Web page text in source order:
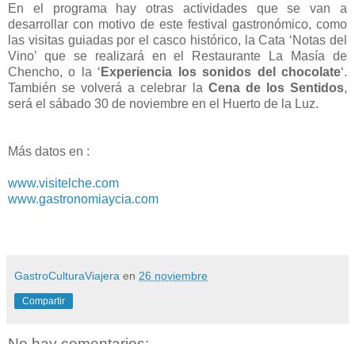
En el programa hay otras actividades que se van a
desarrollar con motivo de este festival gastronómico, como
las visitas guiadas por el casco histórico, la Cata ‘Notas del
Vino’ que se realizará en el Restaurante La Masía de
Chencho, o la ‘ Experiencia los sonidos del chocolate‘.
También se volverá a celebrar la Cena de los Sentidos,
será el sábado 30 de noviembre en el Huerto de la Luz.
Más datos en :
www.visitelche.com
www.gastronomiaycia.com
GastroCulturaViajera en 26 noviembre
Compartir